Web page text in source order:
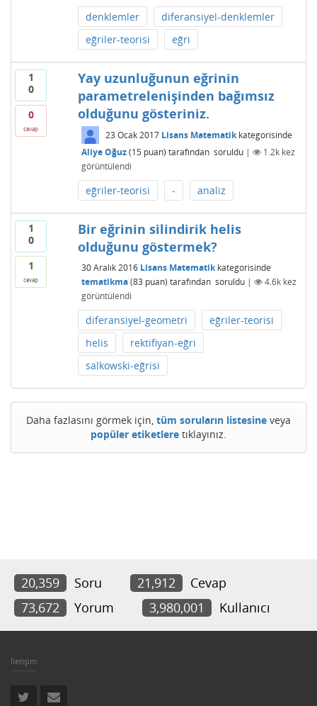
denklemler
diferansiyel-denklemler
eğriler-teorisi
eğri
1
0
0
cevap
Yay uzunluğunun eğrinin
parametrelenişinden bağımsız
olduğunu gösteriniz.
23 Ocak 2017 Lisans Matematikkategorisinde
Aliye Oğuz (15 puan) tarafından soruldu | 1.2kkez
görüntülendi
eğriler-teorisi - analiz
1
0
1
cevap
Bir eğrinin silindirik helis
olduğunu göstermek?
30 Aralık 2016 Lisans Matematikkategorisinde
tematikma (83 puan) tarafından soruldu | 4.6kkez
görüntülendi
diferansiyel-geometri
eğriler-teorisi
helis
rektifiyan-eğri
salkowski-eğrisi
Daha fazlasını görmek için, tüm soruların listesine veya
popüler etiketlere tıklayınız.
20,359 Soru 21,912
Cevap
73,672
Yorum 3,980,001 Kullanıcı
İletişim